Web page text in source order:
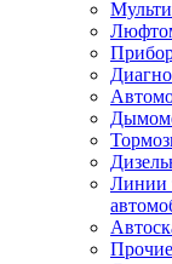
Линии